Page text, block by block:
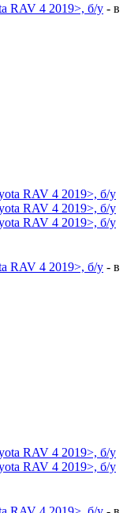
RAV 4 2019>, б/у - в
RAV 4 2019>, б/у - в